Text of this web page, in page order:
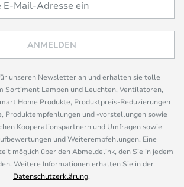
ANMELDEN
unseren Newsletter an und erhalten sie tolle
Sortiment Lampen und Leuchten, Ventilatoren,
Home Produkte, Produktpreis-Reduzierungen
Produktempfehlungen und -vorstellungen sowie
Kooperationspartnern und Umfragen sowie
und Weiterempfehlungen. Eine
möglich über den Abmeldelink, den Sie in jedem
Weitere Informationen erhalten Sie in der
Datenschutzerklärung.